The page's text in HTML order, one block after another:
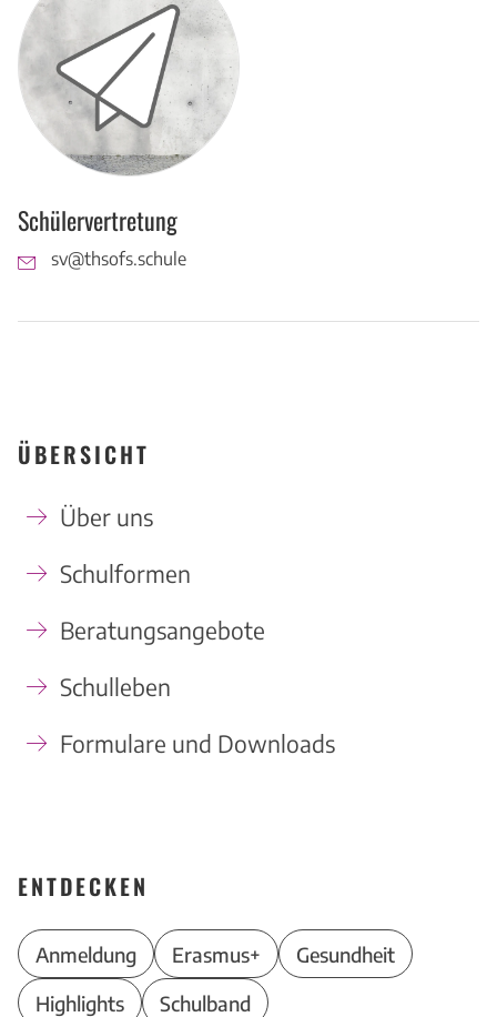
Schülervertretung
sv@thsofs.schule
ÜBERSICHT
Über uns
Schulformen
Beratungsangebote
Schulleben
Formulare und Downloads
ENTDECKEN
Anmeldung Erasmus+
Gesundheit
Highlights
Schulband